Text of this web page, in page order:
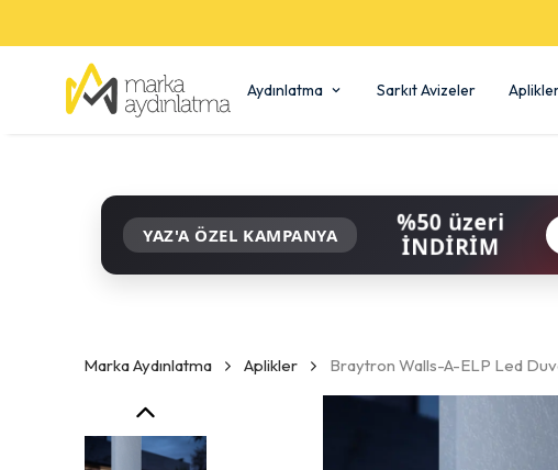
Aydınlatma Sarkıt Avizeler
YAZ'A ÖZEL KAMPANYA %50 üzeri
İNDİRİM
Marka Aydınlatma Aplikler Braytron Walls-A-ELP Led